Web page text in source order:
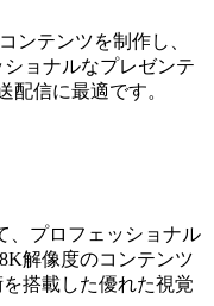
ョナルなプレゼンテ
配信に最適です。
解像度のコンテンツ
を搭載した優れた視覚